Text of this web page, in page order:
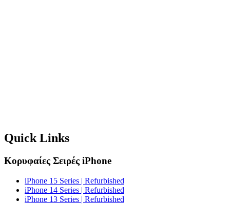
Quick Links
Κορυφαίες Σειρές iPhone
iPhone 15 Series | Refurbished
iPhone 14 Series | Refurbished
iPhone 13 Series | Refurbished